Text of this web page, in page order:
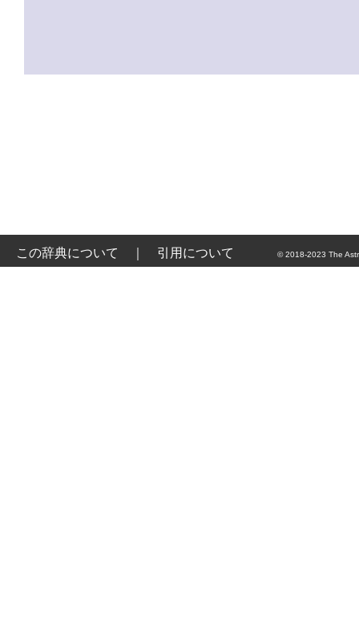
この辞典について 引用について © 2018-2023 The